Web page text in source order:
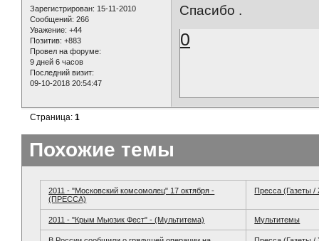
Зарегистрирован: 15-11-2010
Сообщений: 266
Уважение: +44
Позитив: +883
Провел на форуме:
9 дней 6 часов
Последний визит:
09-10-2018 20:54:47
Спасибо .
0
Страница:1
Похожие темы
2011 - "Московский комсомолец" 17 октября -
(ПРЕССА)
Пресса (Газеты
2011 - "Крым Мьюзик Фест" - (Мультитема) Мультитемы